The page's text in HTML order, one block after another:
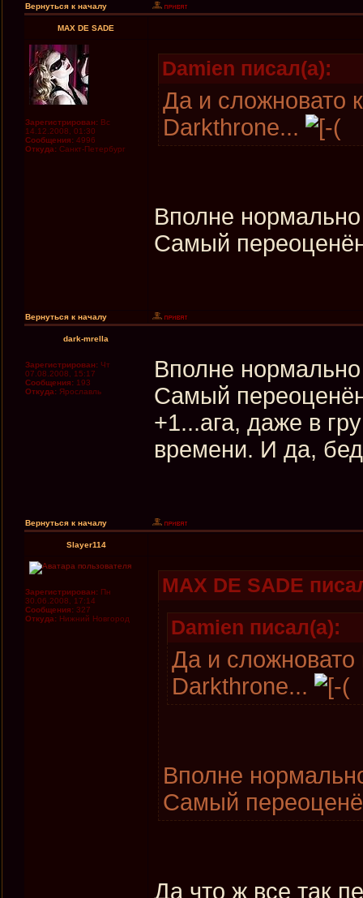
Вернуться к началу
MAX DE SADE
Зарегистрирован: Вс
14.12.2008, 01:30
Сообщения: 4996
Откуда: Санкт-Петербург
Damien писал(а):
Да и сложновато
Darkthrone...
Вполне
Самый
Вернуться к началу
dark-mrella
Зарегистрирован: Чт
07.08.2008, 15:17
Сообщения: 193
Откуда: Ярославль
Вполне
Самый
+1...ага, даже в
времени. И да,
Вернуться к началу
Slayer114
Зарегистрирован: Пн
30.06.2008, 17:14
Сообщения: 327
Откуда: Нижний Новгород
MAX DE SADE
Damien писал(а):
Да и сложновато
Darkthrone...
Вполне
Самый
Да что ж все так